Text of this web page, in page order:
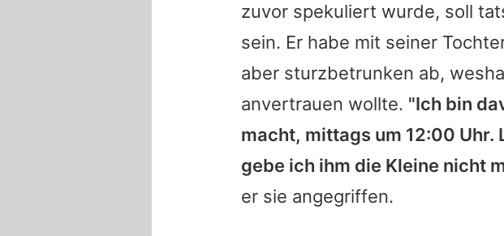
zuvor spekuliert wurde, soll
sein. Er habe mit seiner
aber sturzbetrunken ab,
anvertrauen wollte. "Ich bin
macht, mittags um 12:00 Uhr.
gebe ich ihm die Kleine nicht
er sie angegriffen.